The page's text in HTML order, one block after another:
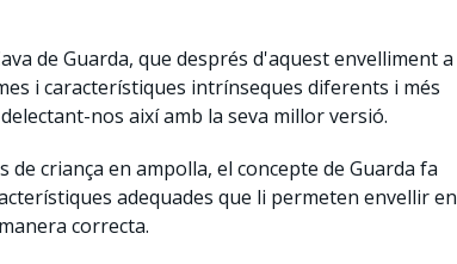
de Guarda, que després d'aquest envelliment a
i característiques intrínseques diferents i més
nos així amb la seva millor versió.
criança en ampolla, el concepte de Guarda fa
adequades que li permeten envellir en
correcta.